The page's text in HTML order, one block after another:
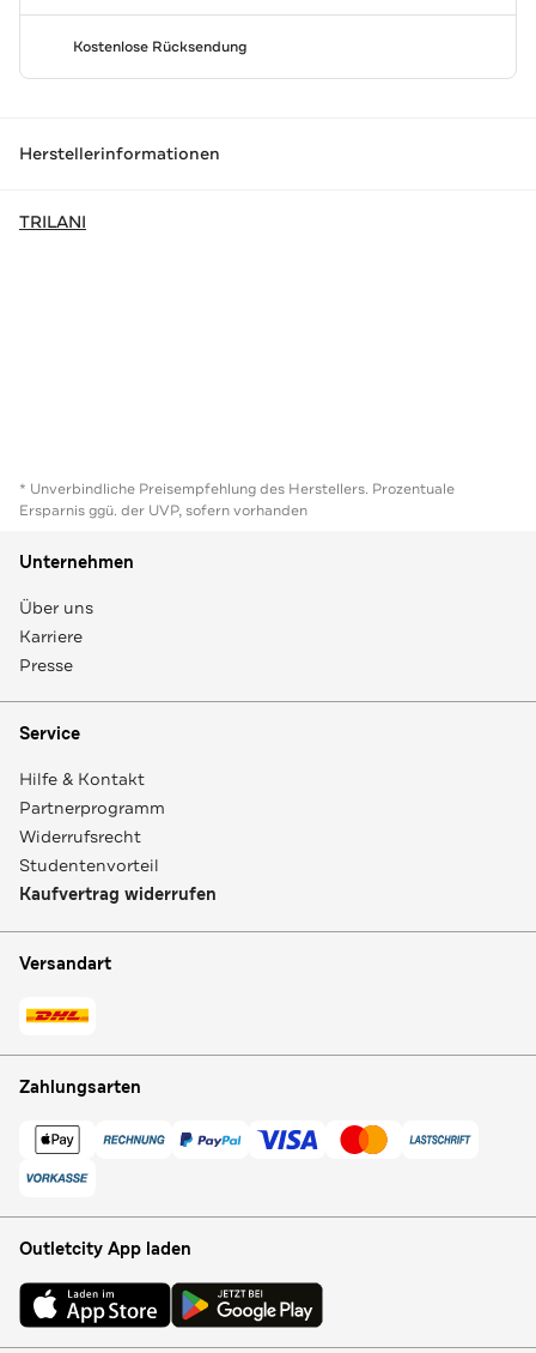
Kostenlose Rücksendung
Herstellerinformationen
TRILANI
* Unverbindliche Preisempfehlung des Herstellers. Prozentuale
Ersparnis ggü. der UVP, sofern vorhanden
Unternehmen
Über uns
Karriere
Presse
Service
Hilfe & Kontakt
Partnerprogramm
Widerrufsrecht
Studentenvorteil
Kaufvertrag widerrufen
Versandart
Zahlungsarten
Outletcity App laden